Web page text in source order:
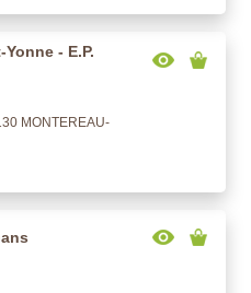
- E.P.
MONTEREAU-